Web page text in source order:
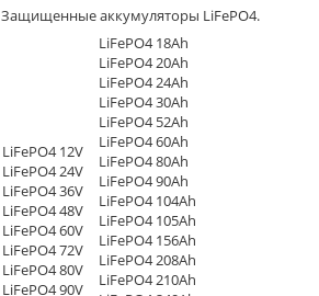
Защищенные аккумуляторы LiFePO4.
LiFePO4 12V
LiFePO4 24V
LiFePO4 36V
LiFePO4 48V
LiFePO4 60V
LiFePO4 72V
LiFePO4 80V
LiFePO4 90V
LiFePO4 18Ah
LiFePO4 20Ah
LiFePO4 24Ah
LiFePO4 30Ah
LiFePO4 52Ah
LiFePO4 60Ah
LiFePO4 80Ah
LiFePO4 90Ah
LiFePO4 104Ah
LiFePO4 105Ah
LiFePO4 156Ah
LiFePO4 208Ah
LiFePO4 210Ah